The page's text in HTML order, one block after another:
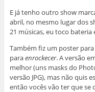
E já tenho outro show
abril, no mesmo lugar dos
21 músicas, eu toco bateria
Também fiz um poster
paraenrockecer. A versão
melhor (uns masks do
versão JPG), mas não quis
então vocês vão ter que se